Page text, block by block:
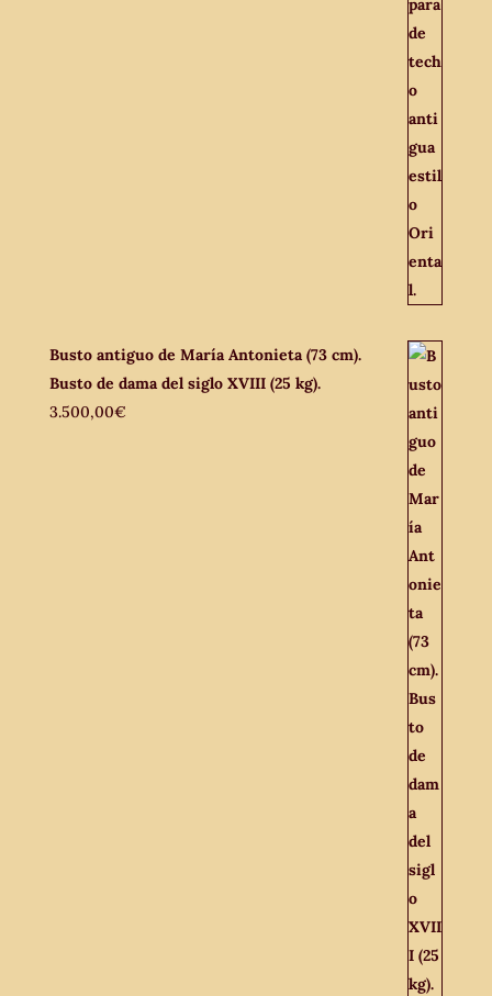
Busto antiguo de María Antonieta (73 cm).
Busto de dama del siglo XVIII (25 kg).
3.500,00€